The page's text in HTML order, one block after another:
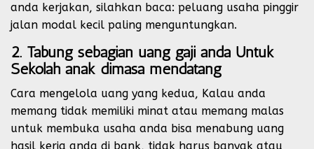
anda kerjakan, silahkan baca: peluang usaha pinggir
jalan modal kecil paling menguntungkan.
2. Tabung sebagian uang gaji anda Untuk
Sekolah anak dimasa mendatang
Cara mengelola uang yang kedua, Kalau anda
memang tidak memiliki minat atau memang malas
untuk membuka usaha anda bisa menabung uang
hasil kerja anda di bank, tidak harus banyak atau